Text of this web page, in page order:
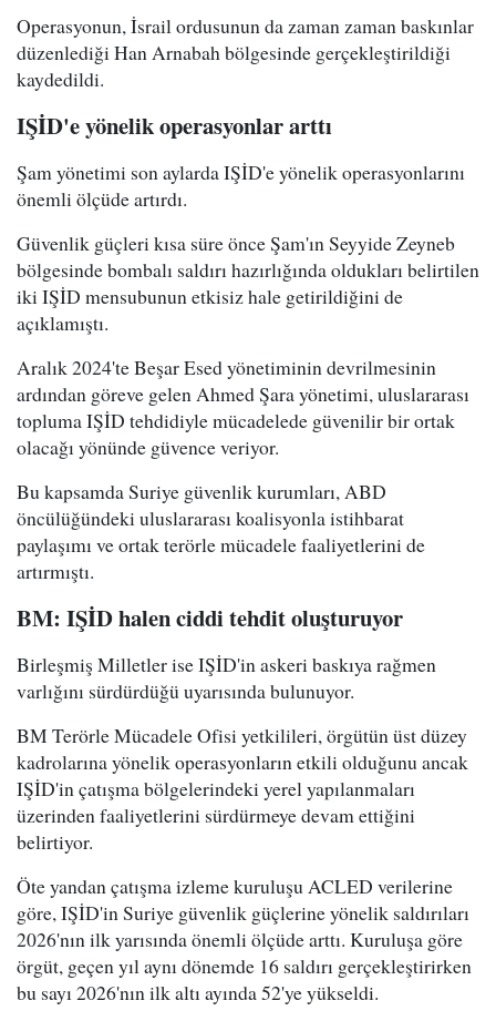
Operasyonun, İsrail ordusunun da zaman zaman baskınlar
düzenlediği Han Arnabah bölgesinde gerçekleştirildiği
kaydedildi.
IŞİD'e yönelik operasyonlar arttı
Şam yönetimi son aylarda IŞİD'e yönelik operasyonlarını
önemli ölçüde artırdı.
Güvenlik güçleri kısa süre önce Şam'ın Seyyide Zeyneb
bölgesinde bombalı saldırı hazırlığında oldukları belirtilen
iki IŞİD mensubunun etkisiz hale getirildiğini de
açıklamıştı.
Aralık 2024'te Beşar Esed yönetiminin devrilmesinin
ardından göreve gelen Ahmed Şara yönetimi, uluslararası
topluma IŞİD tehdidiyle mücadelede güvenilir bir ortak
olacağı yönünde güvence veriyor.
Bu kapsamda Suriye güvenlik kurumları, ABD
öncülüğündeki uluslararası koalisyonla istihbarat
paylaşımı ve ortak terörle mücadele faaliyetlerini de
artırmıştı.
BM: IŞİD halen ciddi tehdit oluşturuyor
Birleşmiş Milletler ise IŞİD'in askeri baskıya rağmen
varlığını sürdürdüğü uyarısında bulunuyor.
BM Terörle Mücadele Ofisi yetkilileri, örgütün üst düzey
kadrolarına yönelik operasyonların etkili olduğunu ancak
IŞİD'in çatışma bölgelerindeki yerel yapılanmaları
üzerinden faaliyetlerini sürdürmeye devam ettiğini
belirtiyor.
Öte yandan çatışma izleme kuruluşu ACLED verilerine
göre, IŞİD'in Suriye güvenlik güçlerine yönelik saldırıları
2026'nın ilk yarısında önemli ölçüde arttı. Kuruluşa göre
örgüt, geçen yıl aynı dönemde 16 saldırı gerçekleştirirken
bu sayı 2026'nın ilk altı ayında 52'ye yükseldi.